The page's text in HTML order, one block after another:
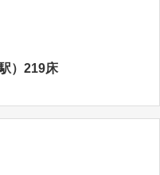
）219床